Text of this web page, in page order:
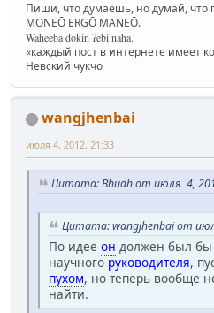
Пиши, что думаешь, но думай,
MONEŌ ERGŌ MANEŌ.
Waheeba dokin ʔebi naha.
«каждый пост в интернете имеет
Невский чукчо
wangjhenbai
июля 4, 2012, 21:33
Цитата: Bhudh от июля 4,
Цитата: wangjhenbai от
По идее он должен был
научного руководителя,
пухом, но теперь вообще
найти.